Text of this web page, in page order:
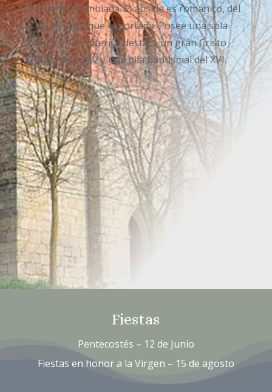
encuentra cambiada. El ábside es románico, del
s. XII, al igual que la portada. Posee una sola
nave y en su interior destaca un gran Cristo
Gótico del s. XIV y una pila bautismal del XVI.
Fiestas
Pentecostés – 12 de Junio
Fiestas en honor a la Virgen – 15 de agosto